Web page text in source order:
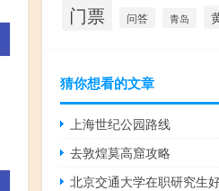
门票 问答 青岛
猜你想看的文章
上海世纪公园路线
去敦煌莫高窟攻略
北京交通大学在职研究生